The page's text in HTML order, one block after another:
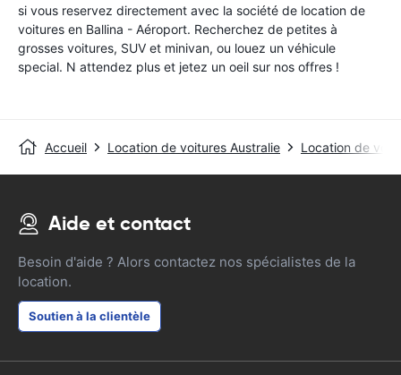
si vous reservez directement avec la société de location de
voitures en Ballina - Aéroport. Recherchez de petites à
grosses voitures, SUV et minivan, ou louez un véhicule
special. N attendez plus et jetez un oeil sur nos offres !
Accueil Location de voitures Australie Location de
Aide et contact
Besoin d'aide ? Alors contactez nos spécialistes de la
location.
Soutien à la clientèle